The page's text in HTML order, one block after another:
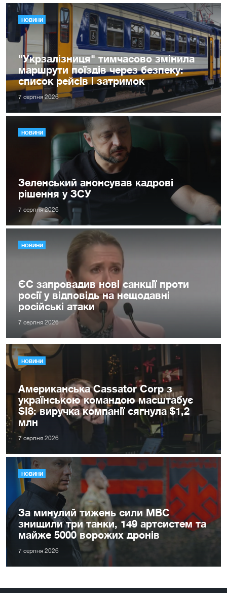
НОВИНИ
"Укрзалізниця" тимчасово змінила
маршрути поїздів через безпеку:
список рейсів і затримок
7 серпня 2026
НОВИНИ
Зеленський анонсував кадрові
рішення у ЗСУ
7 серпня 2026
НОВИНИ
ЄС запровадив нові санкції проти
росії у відповідь на нещодавні
російські атаки
7 серпня 2026
НОВИНИ
Американська Cassator Corp з
українською командою масштабує
SI8: виручка компанії сягнула $1,2
млн
7 серпня 2026
НОВИНИ
За минулий тижень сили МВС
знищили три танки, 149 артсистем та
майже 5000 ворожих дронів
7 серпня 2026